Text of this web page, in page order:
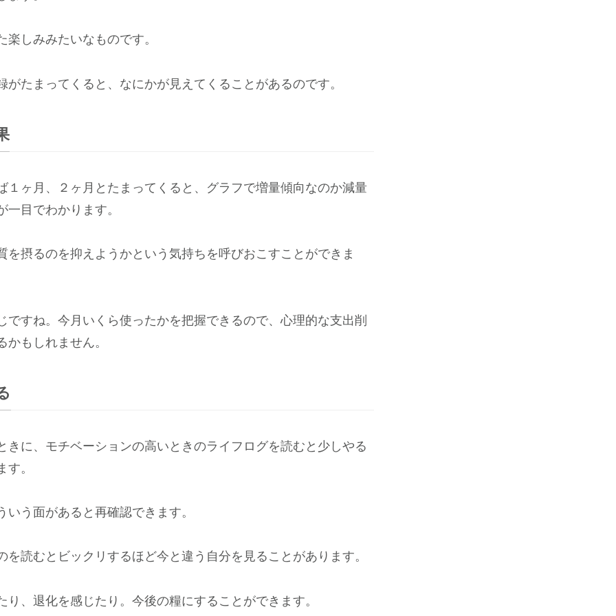
楽しみみたいなものです。
がたまってくると、なにかが見えてくることがあるのです。
１ヶ月、２ヶ月とたまってくると、グラフで増量傾向なのか減量
一目でわかります。
を摂るのを抑えようかという気持ちを呼びおこすことができま
ですね。今月いくら使ったかを把握できるので、心理的な支出削
かもしれません。
きに、モチベーションの高いときのライフログを読むと少しやる
す。
いう面があると再確認できます。
を読むとビックリするほど今と違う自分を見ることがあります。
り、退化を感じたり。今後の糧にすることができます。